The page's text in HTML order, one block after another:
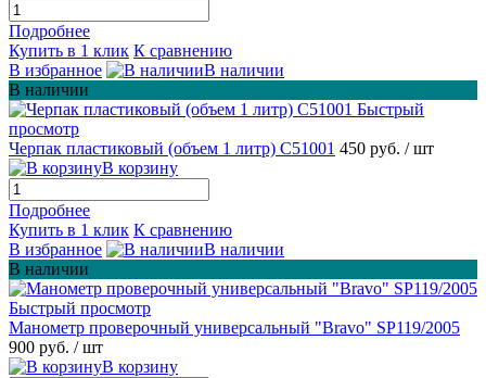
Подробнее
Купить в 1 клик К сравнению
В избранное
В наличии
В наличии
Быстрый
просмотр
Черпак пластиковый (объем 1 литр) С51001 450 руб. / шт
В корзину
Подробнее
Купить в 1 клик К сравнению
В избранное
В наличии
В наличии
Быстрый просмотр
Манометр проверочный универсальный "Bravo" SP119/2005
900 руб. / шт
В корзину